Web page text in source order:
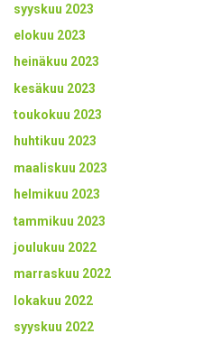
syyskuu 2023
elokuu 2023
heinäkuu 2023
kesäkuu 2023
toukokuu 2023
huhtikuu 2023
maaliskuu 2023
helmikuu 2023
tammikuu 2023
joulukuu 2022
marraskuu 2022
lokakuu 2022
syyskuu 2022